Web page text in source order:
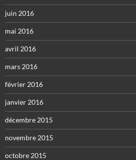
juin 2016
mai 2016
avril 2016
mars 2016
février 2016
janvier 2016
décembre 2015
novembre 2015
octobre 2015